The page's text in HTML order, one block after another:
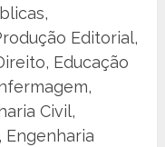
Editorial,
Educação
Civil,
Engenharia